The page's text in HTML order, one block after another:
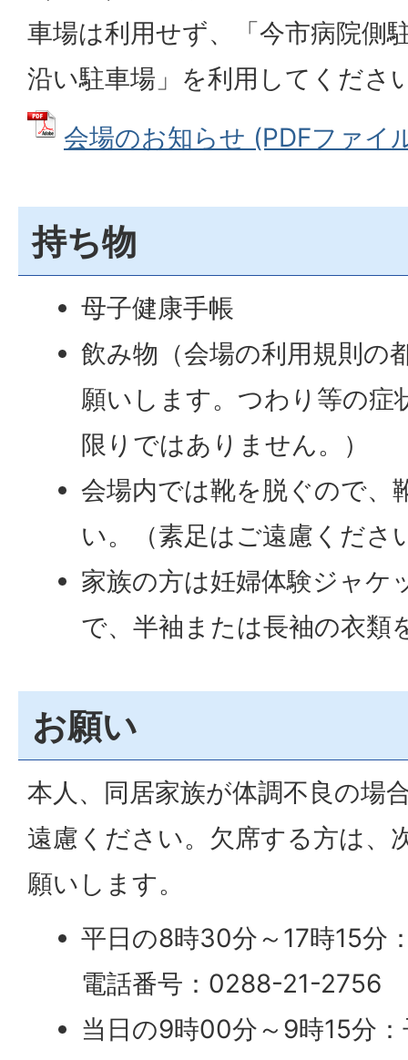
車場は利用せず、「今市病院側
沿い駐車場」を利用してくださ
会場のお知らせ (PDFファイ
持ち物
母子健康手帳
飲み物（会場の利用規則の
願いします。つわり等の症
限りではありません。）
会場内では靴を脱ぐので、
い。（素足はご遠慮くださ
家族の方は妊婦体験ジャケ
で、半袖または長袖の衣類
お願い
本人、同居家族が体調不良の場
遠慮ください。欠席する方は、
願いします。
平日の8時30分～17時15分
電話番号：0288-21-2756
当日の9時00分～9時15分